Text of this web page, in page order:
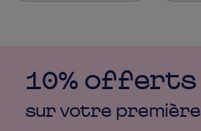
10% offerts
sur votre première